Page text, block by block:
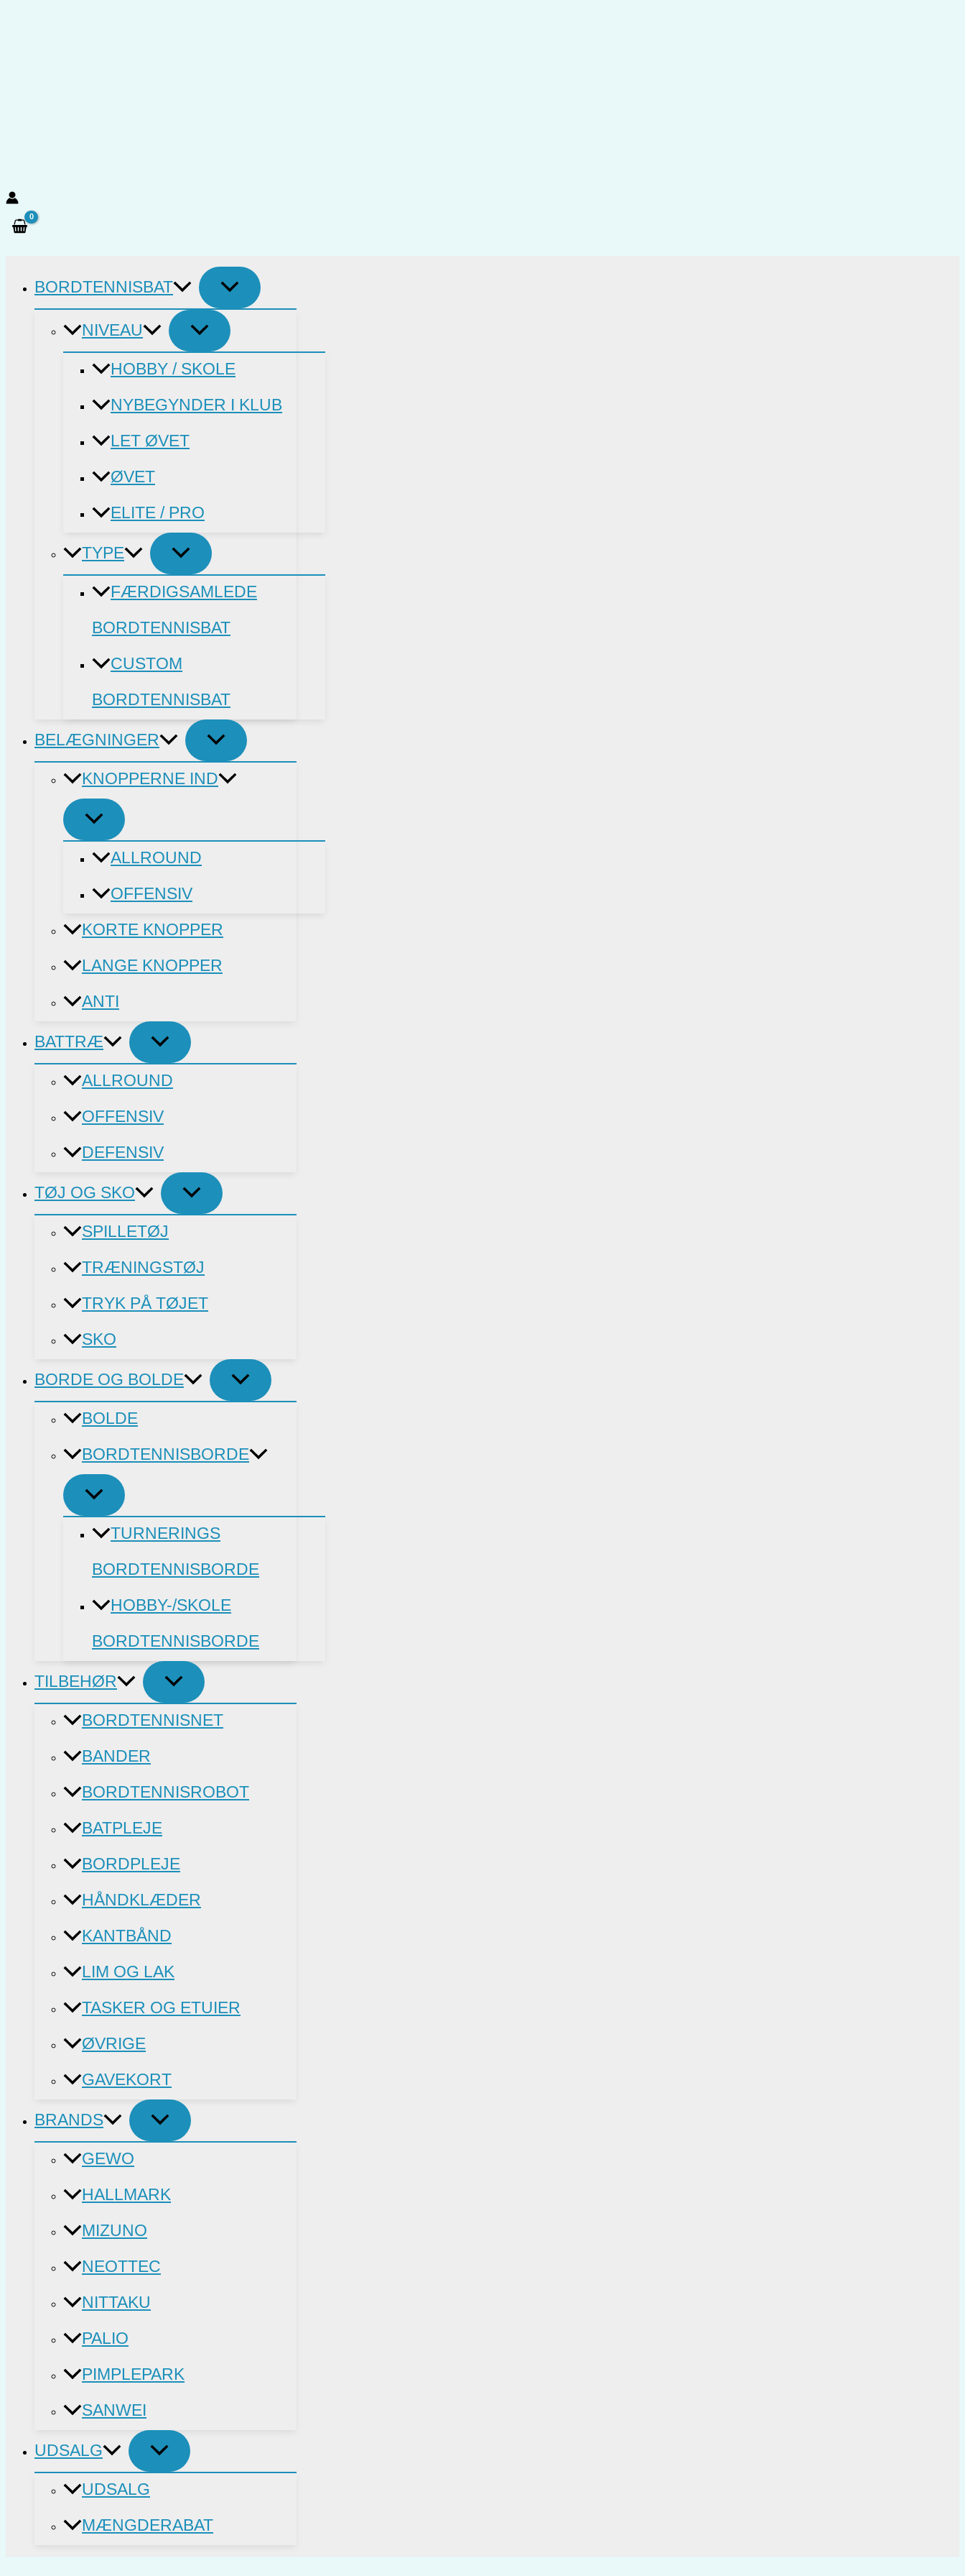
BORDTENNISBAT
NIVEAU
HOBBY / SKOLE
NYBEGYNDER I KLUB
LET ØVET
ØVET
ELITE / PRO
TYPE
FÆRDIGSAMLEDE
BORDTENNISBAT
CUSTOM
BORDTENNISBAT
BELÆGNINGER
KNOPPERNE IND
ALLROUND
OFFENSIV
KORTE KNOPPER
LANGE KNOPPER
ANTI
BATTRÆ
ALLROUND
OFFENSIV
DEFENSIV
TØJ OG SKO
SPILLETØJ
TRÆNINGSTØJ
TRYK PÅ TØJET
SKO
BORDE OG BOLDE
BOLDE
BORDTENNISBORDE
TURNERINGS
BORDTENNISBORDE
HOBBY-/SKOLE
BORDTENNISBORDE
TILBEHØR
BORDTENNISNET
BANDER
BORDTENNISROBOT
BATPLEJE
BORDPLEJE
HÅNDKLÆDER
KANTBÅND
LIM OG LAK
TASKER OG ETUIER
ØVRIGE
GAVEKORT
BRANDS
GEWO
HALLMARK
MIZUNO
NEOTTEC
NITTAKU
PALIO
PIMPLEPARK
SANWEI
UDSALG
UDSALG
MÆNGDERABAT